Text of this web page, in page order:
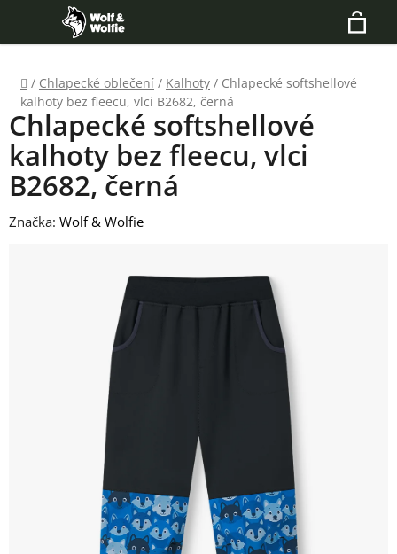
obsah
Hledat
Domů
/ Chlapecké oblečení / Kalhoty / Chlapecké softshellové
kalhoty bez fleecu, vlci B2682, černá
Chlapecké softshellové
kalhoty bez fleecu, vlci
B2682, černá
Značka: Wolf & Wolfie